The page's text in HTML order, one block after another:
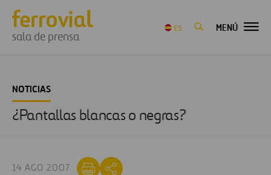
sala de prensa
ES MENÚ
NOTICIAS
¿Pantallas blancas o negras?
14 AGO 2007